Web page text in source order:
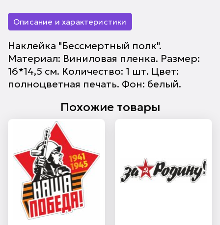
Описание и характеристики
Наклейка "Бессмертный полк".
Материал: Виниловая пленка. Размер:
16*14,5 см. Количество: 1 шт. Цвет:
полноцветная печать. Фон: белый.
Похожие товары